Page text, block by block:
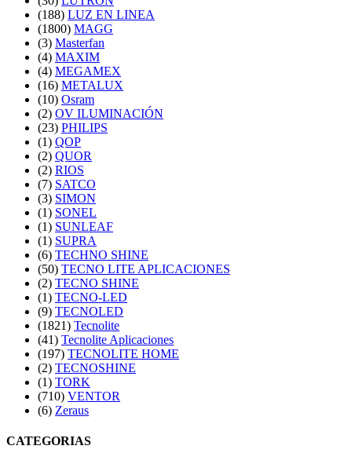
(188) LUZ EN LINEA
(1800) MAGG
(3) Masterfan
(4) MAXIM
(4) MEGAMEX
(16) METALUX
(10) Osram
(2) OV ILUMINACIÓN
(23) PHILIPS
(1) QOP
(2) QUOR
(2) RIOS
(7) SATCO
(3) SIMON
(1) SONEL
(1) SUNLEAF
(1) SUPRA
(6) TECHNO SHINE
(50) TECNO LITE APLICACIONES
(2) TECNO SHINE
(1) TECNO-LED
(9) TECNOLED
(1821) Tecnolite
(41) Tecnolite Aplicaciones
(197) TECNOLITE HOME
(2) TECNOSHINE
(1) TORK
(710) VENTOR
(6) Zeraus
CATEGORIAS